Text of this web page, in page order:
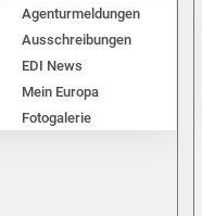
Agenturmeldungen
Ausschreibungen
EDI News
Mein Europa
Fotogalerie